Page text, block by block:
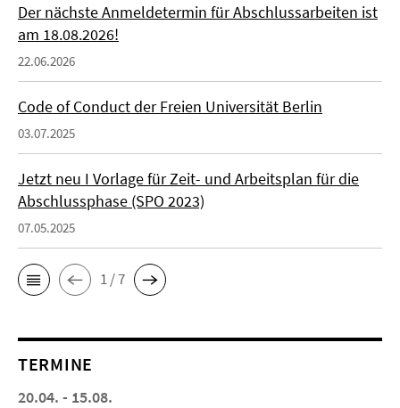
Der nächste Anmeldetermin für Abschlussarbeiten ist
am 18.08.2026!
22.06.2026
Code of Conduct der Freien Universität Berlin
03.07.2025
Jetzt neu I Vorlage für Zeit- und Arbeitsplan für die
Abschlussphase (SPO 2023)
07.05.2025
1 / 7
TERMINE
20.04. - 15.08.